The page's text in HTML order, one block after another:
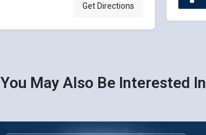
Get Directions
You May Also Be Interested In